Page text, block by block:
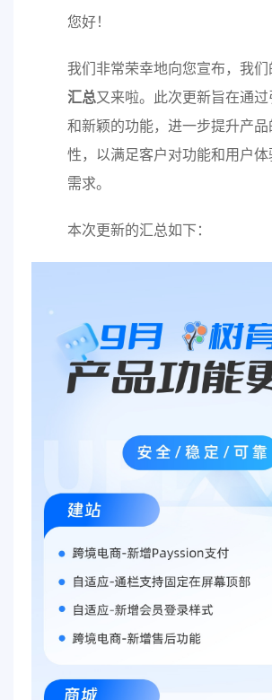
您好！
我们非常荣幸地向您宣布，我们
汇总又来啦。此次更新旨在通
和新颖的功能，进一步提升产
性，以满足客户对功能和用户
需求。
本次更新的汇总如下：